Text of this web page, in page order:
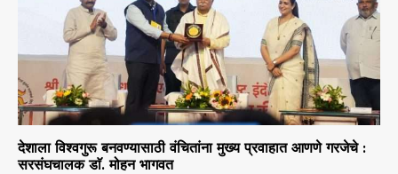
देशाला विश्वगुरू बनवण्यासाठी वंचितांना मुख्य प्रवाहात आणणे गरजेचे :
सरसंघचालक डाॅ. मोहन भागवत